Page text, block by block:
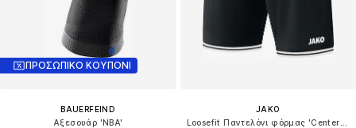
ΠΡΟΣΩΠΙΚΟ ΚΟΥΠΟΝΙ
BAUERFEIND
Αξεσουάρ 'NBA'
JAKO